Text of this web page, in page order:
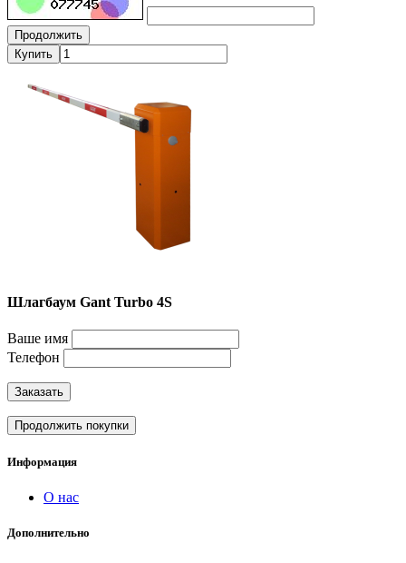
Продолжить
Купить
Шлагбаум Gant Turbo 4S
Ваше имя
Телефон
Заказать
Продолжить покупки
Информация
О нас
Дополнительно